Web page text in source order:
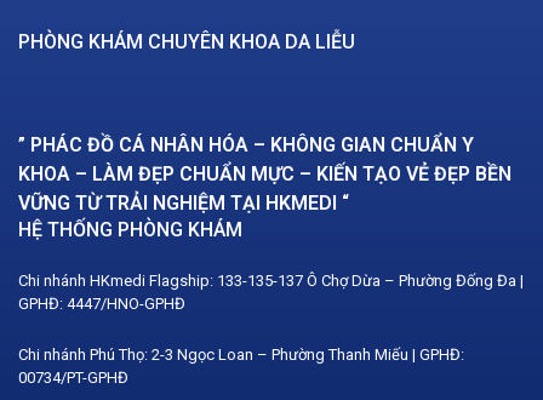
PHÒNG KHÁM CHUYÊN KHOA DA LIỄU
” PHÁC ĐỒ CÁ NHÂN HÓA – KHÔNG GIAN CHUẨN Y
KHOA – LÀM ĐẸP CHUẨN MỰC – KIẾN TẠO VẺ ĐẸP BỀN
VỮNG TỪ TRẢI NGHIỆM TẠI HKMEDI “
HỆ THỐNG PHÒNG KHÁM
Chi nhánh HKmedi Flagship: 133-135-137 Ô Chợ Dừa – Phường Đống Đa |
GPHĐ: 4447/HNO-GPHĐ
Chi nhánh Phú Thọ: 2-3 Ngọc Loan – Phường Thanh Miếu | GPHĐ:
00734/PT-GPHĐ